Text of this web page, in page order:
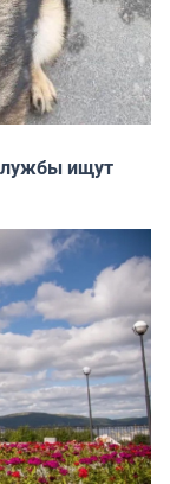
ищут